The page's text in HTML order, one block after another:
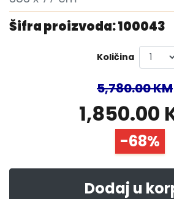
Šifra proizvoda: 100043
Količina
5,780.00 KM
1,850.00
-68%
Dodaj u